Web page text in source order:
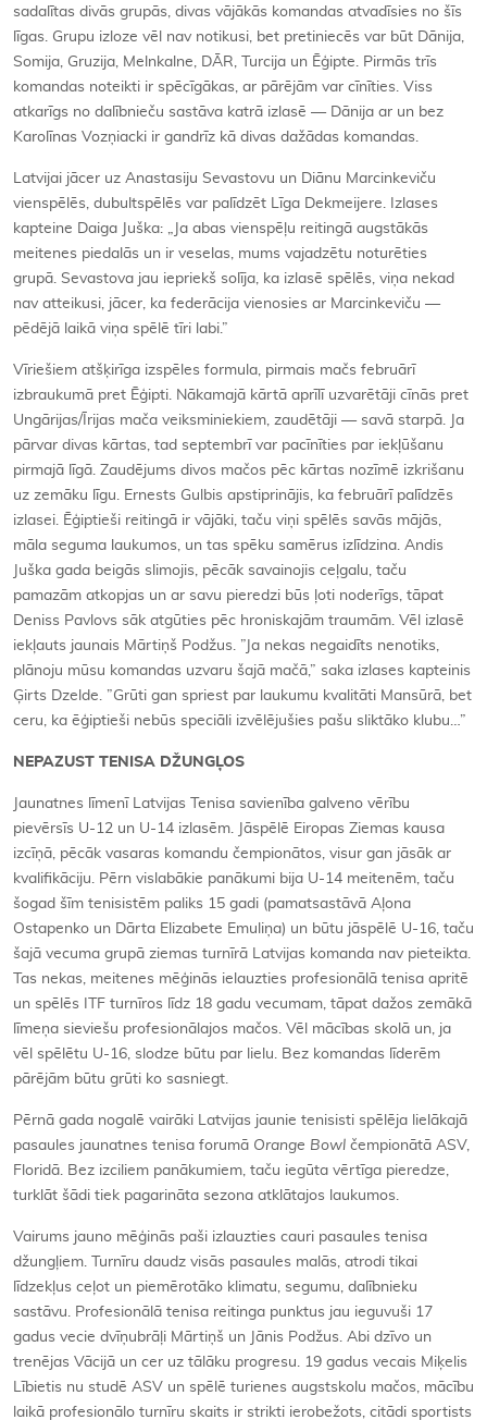
sadalītas divās grupās, divas vājākās komandas atvadīsies no šīs
līgas. Grupu izloze vēl nav notikusi, bet pretiniecēs var būt Dānija,
Somija, Gruzija, Melnkalne, DĀR, Turcija un Ēģipte. Pirmās trīs
komandas noteikti ir spēcīgākas, ar pārējām var cīnīties. Viss
atkarīgs no dalībnieču sastāva katrā izlasē — Dānija ar un bez
Karolīnas Vozņiacki ir gandrīz kā divas dažādas komandas.
Latvijai jācer uz Anastasiju Sevastovu un Diānu Marcinkeviču
vienspēlēs, dubultspēlēs var palīdzēt Līga Dekmeijere. Izlases
kapteine Daiga Juška: „Ja abas vienspēļu reitingā augstākās
meitenes piedalās un ir veselas, mums vajadzētu noturēties
grupā. Sevastova jau iepriekš solīja, ka izlasē spēlēs, viņa nekad
nav atteikusi, jācer, ka federācija vienosies ar Marcinkeviču —
pēdējā laikā viņa spēlē tīri labi.”
Vīriešiem atšķirīga izspēles formula, pirmais mačs februārī
izbraukumā pret Ēģipti. Nākamajā kārtā aprīlī uzvarētāji cīnās pret
Ungārijas/Īrijas mača veiksminiekiem, zaudētāji — savā starpā. Ja
pārvar divas kārtas, tad septembrī var pacīnīties par iekļūšanu
pirmajā līgā. Zaudējums divos mačos pēc kārtas nozīmē izkrišanu
uz zemāku līgu. Ernests Gulbis apstiprinājis, ka februārī palīdzēs
izlasei. Ēģiptieši reitingā ir vājāki, taču viņi spēlēs savās mājās,
māla seguma laukumos, un tas spēku samērus izlīdzina. Andis
Juška gada beigās slimojis, pēcāk savainojis ceļgalu, taču
pamazām atkopjas un ar savu pieredzi būs ļoti noderīgs, tāpat
Deniss Pavlovs sāk atgūties pēc hroniskajām traumām. Vēl izlasē
iekļauts jaunais Mārtiņš Podžus. ”Ja nekas negaidīts nenotiks,
plānoju mūsu komandas uzvaru šajā mačā,” saka izlases kapteinis
Ģirts Dzelde. ”Grūti gan spriest par laukumu kvalitāti Mansūrā, bet
ceru, ka ēģiptieši nebūs speciāli izvēlējušies pašu sliktāko klubu…”
NEPAZUST TENISA DŽUNGĻOS
Jaunatnes līmenī Latvijas Tenisa savienība galveno vērību
pievērsīs U-12 un U-14 izlasēm. Jāspēlē Eiropas Ziemas kausa
izcīņā, pēcāk vasaras komandu čempionātos, visur gan jāsāk ar
kvalifikāciju. Pērn vislabākie panākumi bija U-14 meitenēm, taču
šogad šīm tenisistēm paliks 15 gadi (pamatsastāvā Aļona
Ostapenko un Dārta Elizabete Emuliņa) un būtu jāspēlē U-16, taču
šajā vecuma grupā ziemas turnīrā Latvijas komanda nav pieteikta.
Tas nekas, meitenes mēģinās ielauzties profesionālā tenisa apritē
un spēlēs ITF turnīros līdz 18 gadu vecumam, tāpat dažos zemākā
līmeņa sieviešu profesionālajos mačos. Vēl mācības skolā un, ja
vēl spēlētu U-16, slodze būtu par lielu. Bez komandas līderēm
pārējām būtu grūti ko sasniegt.
Pērnā gada nogalē vairāki Latvijas jaunie tenisisti spēlēja lielākajā
pasaules jaunatnes tenisa forumā Orange Bowl čempionātā ASV,
Floridā. Bez izciliem panākumiem, taču iegūta vērtīga pieredze,
turklāt šādi tiek pagarināta sezona atklātajos laukumos.
Vairums jauno mēģinās paši izlauzties cauri pasaules tenisa
džungļiem. Turnīru daudz visās pasaules malās, atrodi tikai
līdzekļus ceļot un piemērotāko klimatu, segumu, dalībnieku
sastāvu. Profesionālā tenisa reitinga punktus jau ieguvuši 17
gadus vecie dvīņubrāļi Mārtiņš un Jānis Podžus. Abi dzīvo un
trenējas Vācijā un cer uz tālāku progresu. 19 gadus vecais Miķelis
Lībietis nu studē ASV un spēlē turienes augstskolu mačos, mācību
laikā profesionālo turnīru skaits ir strikti ierobežots, citādi sportists